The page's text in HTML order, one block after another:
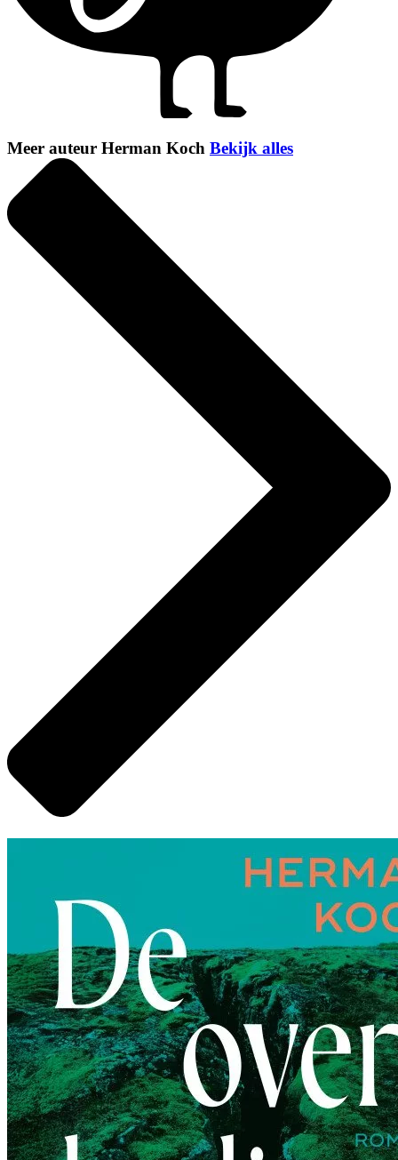
Meer auteur Herman Koch Bekijk alles